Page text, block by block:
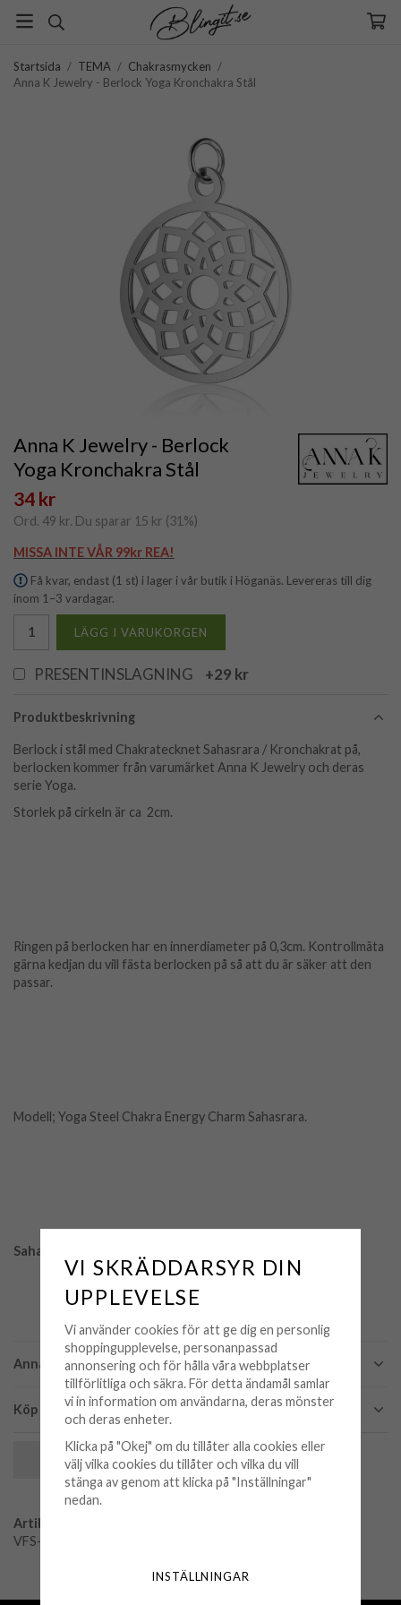
Startsida / TEMA / Chakrasmycken /
Anna K Jewelry - Berlock Yoga Kronchakra Stål
Anna K Jewelry - Berlock
Yoga Kronchakra Stål
34 kr
Ord. 49 kr. Du sparar 15 kr (31 %)
MISSA INTE VÅR 99kr REA!
Få kvar, endast (1 st) i lager i vår butik i Höganäs. Levereras till dig
inom 1–3 vardagar.
LÄGG I VARUKORGEN
PRESENTINSLAGNING +29 kr
Produktbeskrivning
Anna K Jewelry
Köp och leveransvillkor
Berlock i stål med Chakratecknet Sahasrara / Kronchakrat på,
berlocken kommer från varumärket Anna K Jewelry och deras
serie Yoga.
Storlek på cirkeln är ca 2cm.
Ringen på berlocken har en innerdiameter på 0,3cm. Kontrollmäta
gärna kedjan du vill fästa berlocken på så att du är säker att den
passar.
Modell; Yoga Steel Chakra Energy Charm Sahasrara.
Sahasrara / Kronchakrat = I understand.
SPARA SOM FAVORIT
Artikelnummer:
VFS-S-Y-SAH
VI SKRÄDDARSYR DIN
UPPLEVELSE
Vi använder cookies för att ge dig en personlig
shoppingupplevelse, personanpassad
annonsering och för hålla våra webbplatser
tillförlitliga och säkra. För detta ändamål samlar
vi in information om användarna, deras mönster
och deras enheter.
Klicka på "Okej" om du tillåter alla cookies eller
välj vilka cookies du tillåter och vilka du vill
stänga av genom att klicka på "Inställningar"
nedan.
INSTÄLLNINGAR